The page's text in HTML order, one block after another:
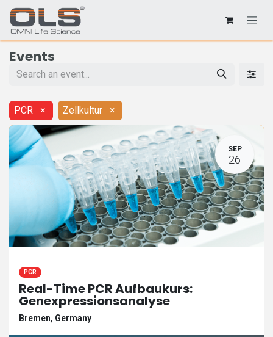
Events
PCR × Zellkultur ×
SEP
26
PCR
Real-Time PCR Aufbaukurs:
Genexpressionsanalyse
Bremen, Germany